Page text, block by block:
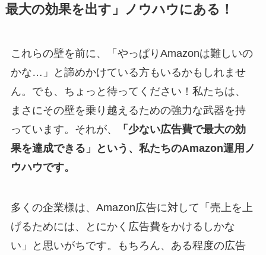
最大の効果を出す」ノウハウにある！
これらの壁を前に、「やっぱりAmazonは難しいの
かな…」と諦めかけている方もいるかもしれませ
ん。でも、ちょっと待ってください！私たちは、
まさにその壁を乗り越えるための強力な武器を持
っています。それが、
「少ない広告費で最大の効
果を達成できる」という、私たちのAmazon運用ノ
ウハウです。
多くの企業様は、Amazon広告に対して「売上を上
げるためには、とにかく広告費をかけるしかな
い」と思いがちです。もちろん、ある程度の広告